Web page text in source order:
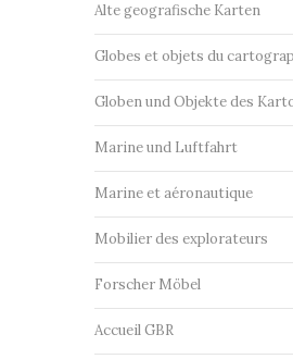
Alte geografische Karten
Globes et objets du
Globen und Objekte des
Marine und Luftfahrt
Marine et aéronautique
Mobilier des explorateurs
Forscher Möbel
Accueil GBR